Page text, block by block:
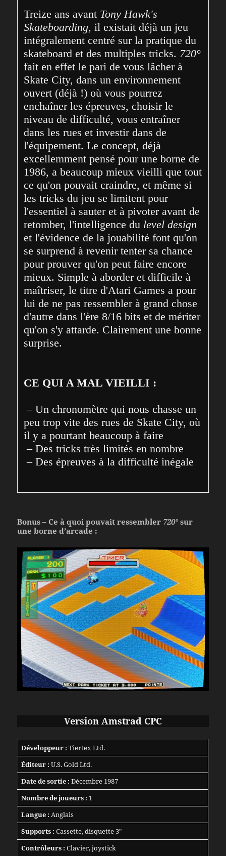
Treize ans avant Tony Hawk's
Skateboarding, il existait déjà un jeu
intégralement centré sur la pratique du
skateboard et des multiples tricks. 720°
fait en effet le pari de vous lâcher à
Skate City, dans un environnement
ouvert (déjà !) où vous pourrez
enchaîner les épreuves, choisir le
niveau de difficulté, vous entraîner
dans les rues et investir dans de
l'équipement. Le concept, déjà
excellemment pensé pour une borne de
1986, a beaucoup mieux vieilli que tout
ce qu'on pouvait craindre, et même si
les tricks du jeu se limitent pour
l'essentiel à sauter et à pivoter avant de
retomber, l'intelligence du level design
et l'évidence de la jouabilité font qu'on
se surprend à revenir tenter sa chance
pour prouver qu'on peut faire encore
mieux. Simple à aborder et difficile à
maîtriser, le titre d'Atari Games a pour
lui de ne pas ressembler à grand chose
d'autre dans l'ère 8/16 bits et de mériter
qu'on s'y attarde. Clairement une bonne
surprise.
CE QUI A MAL VIEILLI :
– Un chronomètre qui nous chasse un
peu trop vite des rues de Skate City, où
il y a pourtant beaucoup à faire
– Des tricks très limités en nombre
– Des épreuves à la difficulté inégale
Bonus – Ce à quoi pouvait ressembler 720°sur
une borne d’arcade :
Version Amstrad CPC
Développeur : Tiertex Ltd.
Éditeur : U.S. Gold Ltd.
Date de sortie : Décembre 1987
Nombre de joueurs : 1
Langue : Anglais
Supports : Cassette, disquette 3″
Contrôleurs : Clavier, joystick